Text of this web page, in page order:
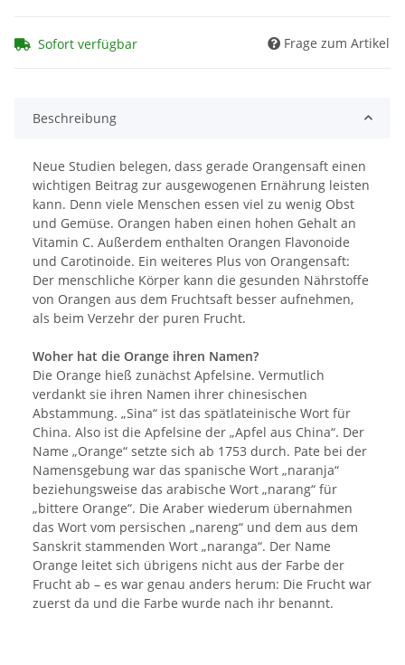
Sofort verfügbar Frage zum Artikel
Beschreibung
Neue Studien belegen, dass gerade Orangensaft einen
wichtigen Beitrag zur ausgewogenen Ernährung leisten
kann. Denn viele Menschen essen viel zu wenig Obst
und Gemüse. Orangen haben einen hohen Gehalt an
Vitamin C. Außerdem enthalten Orangen Flavonoide
und Carotinoide. Ein weiteres Plus von Orangensaft:
Der menschliche Körper kann die gesunden Nährstoffe
von Orangen aus dem Fruchtsaft besser aufnehmen,
als beim Verzehr der puren Frucht.
Woher hat die Orange ihren Namen?
Die Orange hieß zunächst Apfelsine. Vermutlich
verdankt sie ihren Namen ihrer chinesischen
Abstammung. „Sina“ ist das spätlateinische Wort für
China. Also ist die Apfelsine der „Apfel aus China“. Der
Name „Orange“ setzte sich ab 1753 durch. Pate bei der
Namensgebung war das spanische Wort „naranja“
beziehungsweise das arabische Wort „narang“ für
„bittere Orange“. Die Araber wiederum übernahmen
das Wort vom persischen „nareng“ und dem aus dem
Sanskrit stammenden Wort „naranga“. Der Name
Orange leitet sich übrigens nicht aus der Farbe der
Frucht ab – es war genau anders herum: Die Frucht war
zuerst da und die Farbe wurde nach ihr benannt.